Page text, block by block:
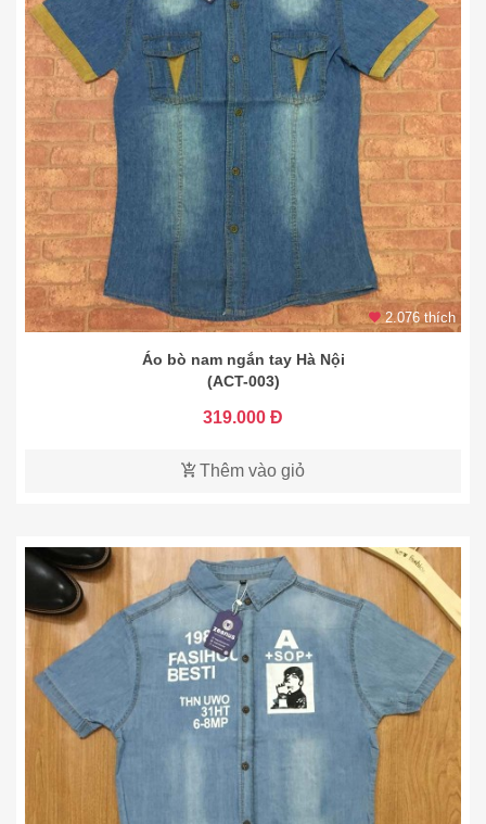
2.076 thích
Áo bò nam ngắn tay Hà Nội
(ACT-003)
319.000 Đ
Thêm vào giỏ